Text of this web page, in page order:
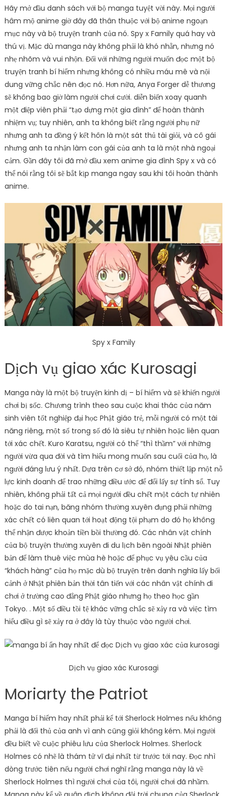
Hãy mở đầu danh sách với bộ manga tuyệt vời này. Mọi người
hâm mộ anime giờ đây đã thân thuộc với bộ anime ngoạn
mục này và bộ truyện tranh của nó. Spy x Family quá hay và
thú vị. Mặc dù manga này không phải là khó nhằn, nhưng nó
nhẹ nhõm và vui nhộn. Đối với những người muốn đọc một bộ
truyện tranh bí hiểm nhưng không có nhiều máu mê và nội
dung vững chắc nên đọc nó. Hơn nữa, Anya Forger dễ thương
sẽ không bao giờ làm người chơi cười. diễn biến xoay quanh
một điệp viên phải “tạo dựng một gia đình” để hoàn thành
nhiệm vụ; tuy nhiên, anh ta không biết rằng người phụ nữ
nhưng anh ta đồng ý kết hôn là một sát thủ tài giỏi, và cô gái
nhưng anh ta nhận làm con gái của anh ta là một nhà ngoại
cảm. Gần đây tôi đã mở đầu xem anime gia đình Spy x và có
thể nói rằng tôi sẽ bắt kịp manga ngay sau khi tôi hoàn thành
anime.
Spy x Family
Dịch vụ giao xác Kurosagi
Manga này là một bộ truyện kinh dị – bí hiểm và sẽ khiến người
chơi bị sốc. Chương trình theo sau cuộc khai thác của năm
sinh viên tốt nghiệp đại học Phật giáo trẻ, mỗi người có một tài
năng riêng, một số trong số đó là siêu tự nhiên hoặc liên quan
tới xác chết. Kuro Karatsu, người có thể “thì thầm” với những
người vừa qua đời và tìm hiểu mong muốn sau cuối của họ, là
người đáng lưu ý nhất. Dựa trên cơ sở đó, nhóm thiết lập một nỗ
lực kinh doanh để trao những điều ước để đổi lấy sự tính sổ. Tuy
nhiên, không phải tất cả mọi người đều chết một cách tự nhiên
hoặc do tai nạn, băng nhóm thường xuyên đụng phải những
xác chết có liên quan tới hoạt động tội phạm do đó họ không
thể nhận được khoản tiền bồi thường đó. Các nhân vật chính
của bộ truyện thường xuyên đi du lịch bên ngoài Nhật phiên
bản để làm thuê việc mùa hè hoặc để phục vụ yêu cầu của
“khách hàng” của họ mặc dù bộ truyện trên danh nghĩa lấy bối
cảnh ở Nhật phiên bản thời tân tiến với các nhân vật chính đi
chơi ở trường cao đẳng Phật giáo nhưng họ theo học gần
Tokyo. . Một số điều tồi tệ khác vững chắc sẽ xảy ra và việc tìm
hiểu điều gì sẽ xảy ra ở đây là tùy thuộc vào người chơi.
Dịch vụ giao xác Kurosagi
Moriarty the Patriot
Manga bí hiểm hay nhất phải kể tới Sherlock Holmes nếu không
phải là đối thủ của anh vì anh cũng giỏi không kém. Mọi người
đều biết về cuộc phiêu lưu của Sherlock Holmes. Sherlock
Holmes có nhẽ là thám tử vĩ đại nhất từ ​​trước tới nay. Đọc nhì
dòng trước tiên nếu người chơi nghĩ rằng manga này là về
Sherlock Holmes thì người chơi của tôi, người chơi đã nhầm.